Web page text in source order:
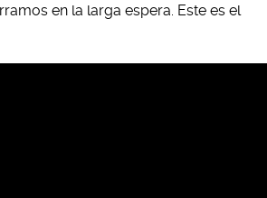
en la larga espera. Este es el